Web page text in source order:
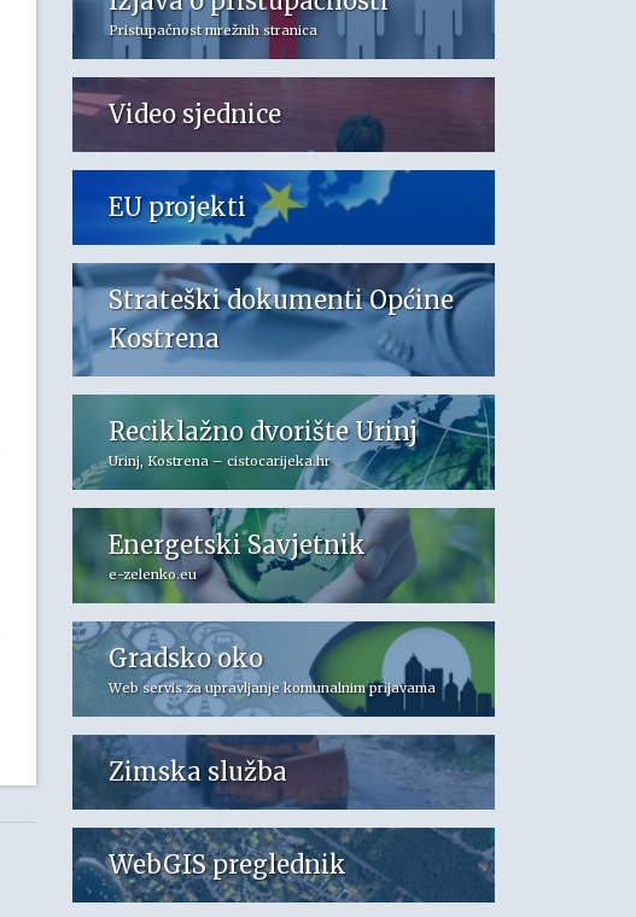
Pristupačnost mrežnih stranica
Video sjednice
EU projekti
Strateški dokumenti Općine
Kostrena
Reciklažno dvorište Urinj
Urinj, Kostrena – cistocarijeka.hr
Energetski Savjetnik
e-zelenko.eu
Gradsko oko
Web servis za upravljanje komunalnim prijavama
Zimska služba
WebGIS preglednik